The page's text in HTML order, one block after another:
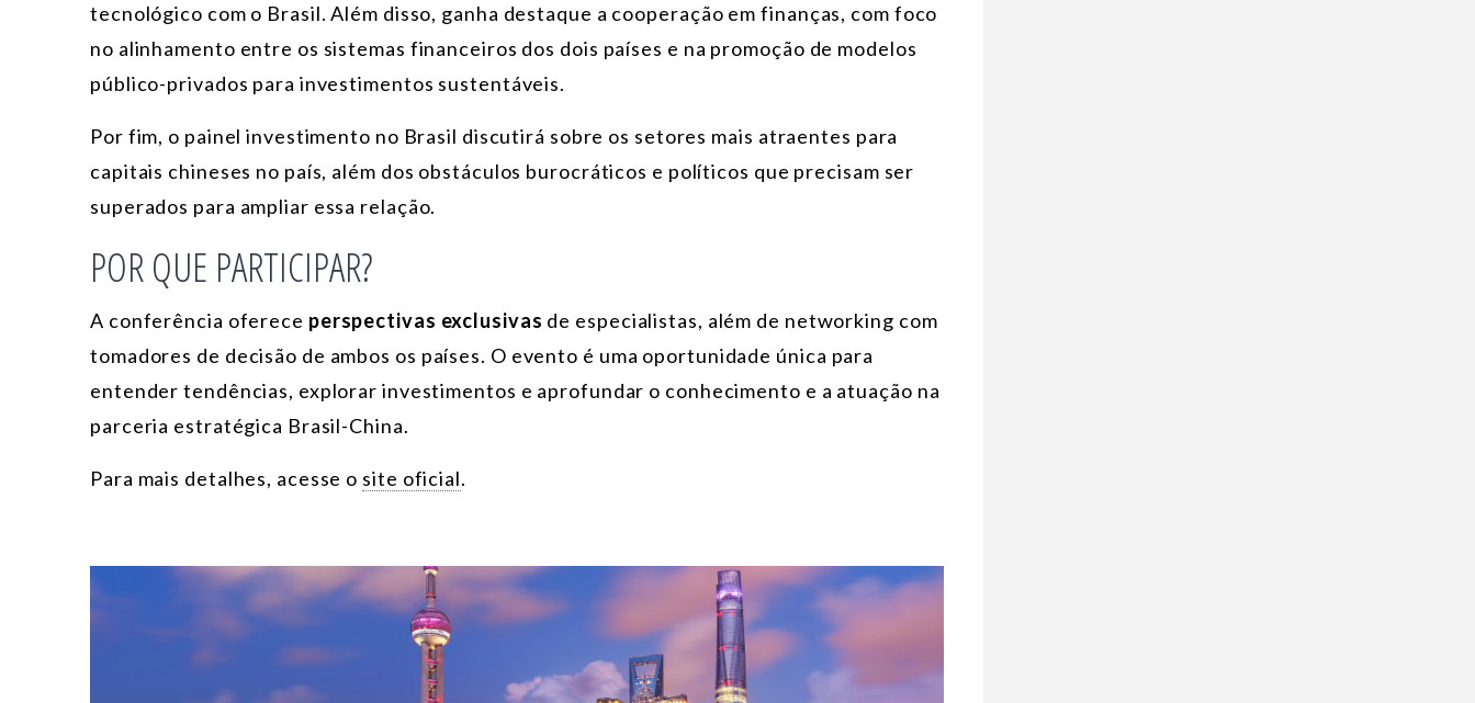
tecnológico com o Brasil. Além disso, ganha destaque a cooperação em finanças, com foco
no alinhamento entre os sistemas financeiros dos dois países e na promoção de modelos
público-privados para investimentos sustentáveis.
Por fim, o painel investimento no Brasil discutirá sobre os setores mais atraentes para
capitais chineses no país, além dos obstáculos burocráticos e políticos que precisam ser
superados para ampliar essa relação.
POR QUE PARTICIPAR?
A conferência oferece perspectivas exclusivas de especialistas, além de networking com
tomadores de decisão de ambos os países. O evento é uma oportunidade única para
entender tendências, explorar investimentos e aprofundar o conhecimento e a atuação na
parceria estratégica Brasil-China.
Para mais detalhes, acesse o site oficial.